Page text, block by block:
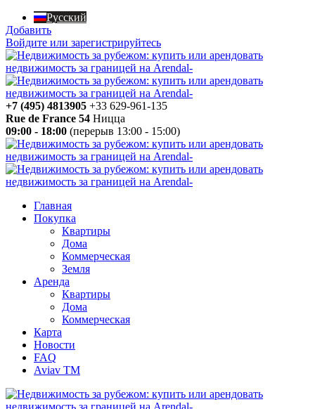
Русский
Добавить
Войдите или зарегистрируйтесь
+7 (495) 4813905 +33 629-961-135
Rue de France 54 Ницца
09:00 - 18:00 (перерыв 13:00 - 15:00)
Главная
Покупка
Квартиры
Дома
Коммерческая
Земля
Аренда
Квартиры
Дома
Коммерческая
Карта
Новости
FAQ
Aviav TM